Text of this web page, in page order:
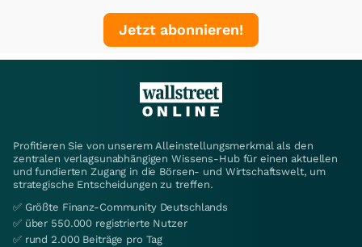
Jetzt abonnieren!
Profitieren Sie von unserem Alleinstellungsmerkmal als den
zentralen verlagsunabhängigen Wissens-Hub für einen aktuellen
und fundierten Zugang in die Börsen- und Wirtschaftswelt, um
strategische Entscheidungen zu treffen.
✅ Größte Finanz-Community Deutschlands
✅ über 550.000 registrierte Nutzer
✅ rund 2.000 Beiträge pro Tag